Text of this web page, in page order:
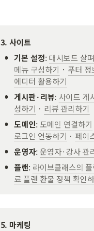
3. 사이트
• 기본 설정: 대시보드 살
메뉴 구성하기 · 푸터 정
에디터 활용하기
• 게시판·리뷰: 사이트 게
성하기 · 리뷰 관리하기
• 도메인: 도메인 연결하기
로그인 연동하기 · 페이
• 운영자: 운영자·강사 관
• 플랜: 라이브클래스의
료 플랜 환불 정책 확인
5. 마케팅